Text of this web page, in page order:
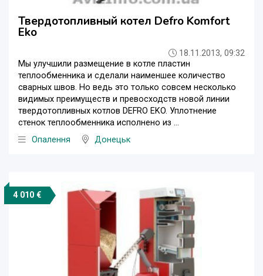
Твердотопливный котел Defro Komfort
Eko
18.11.2013, 09:32
Мы улучшили размещение в котле пластин
теплообменника и сделали наименшее количество
сварных швов. Но ведь это только совсем несколько
видимых преимуществ и превосходств новой линии
твердотопливных котлов DEFRO EKO. Уплотнение
стенок теплообменника исполнено из ...
Опалення
Донецьк
4 010 €